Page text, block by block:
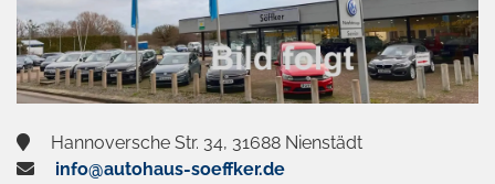
Hannoversche Str. 34, 31688 Nienstädt
info@autohaus-soeffker.de